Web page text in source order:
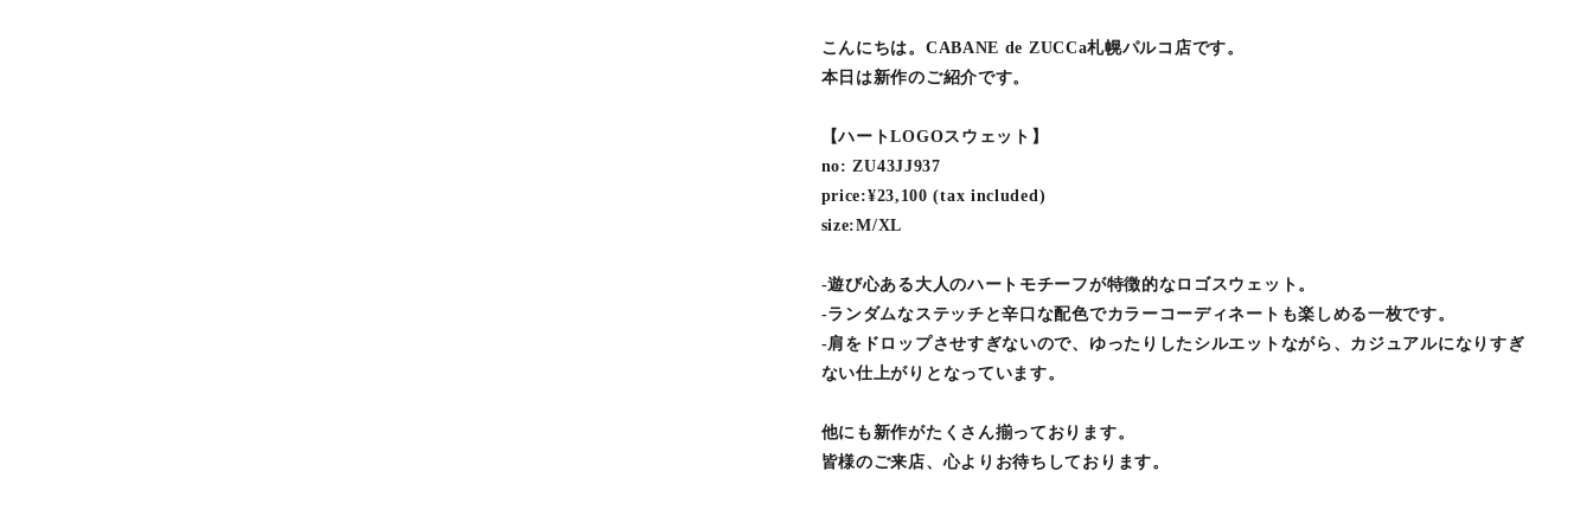
こんにちは。CABANE de ZUCCa札幌パルコ店です。
本日は新作のご紹介です。
【ハートLOGOスウェット】
no: ZU43JJ937
price:¥23,100 (tax included)
size:M/XL
-遊び心ある大人のハートモチーフが特徴的なロゴスウェット。
-ランダムなステッチと辛口な配色でカラーコーディネートも楽しめる一枚です。
-肩をドロップさせすぎないので、ゆったりしたシルエットながら、カジュアルになりすぎ
ない仕上がりとなっています。
他にも新作がたくさん揃っております。
皆様のご来店、心よりお待ちしております。